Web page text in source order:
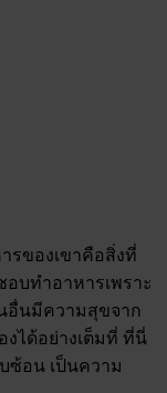
รของเขาคือสิ่งที่
บทำอาหารเพราะ
อื่นมีความสุขจาก
ได้อย่างเต็มที่ ที่นี่
อน เป็นความ